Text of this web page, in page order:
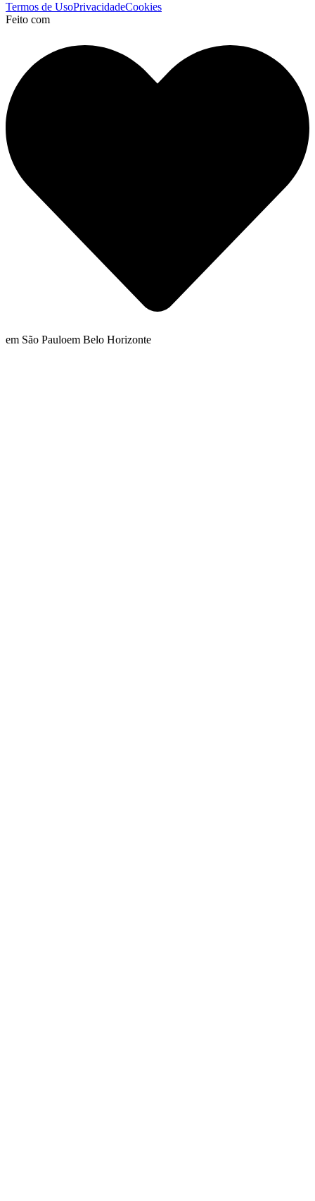
Termos de UsoPrivacidadeCookies
Feito com
em São Pauloem Belo Horizonte